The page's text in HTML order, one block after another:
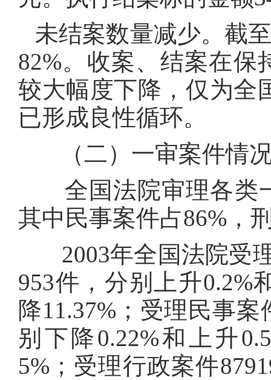
未结案数量减少。截
82%。收案、结案在
较大幅度下降，仅为全
已形成良性循环。
（二）一审案件情
全国法院审理各类一
其中民事案件占86%，
2003年全国法院受理
953件，分别上升0.2%
降11.37%；受理民事案
别下降0.22%和上升
5%；受理行政案件